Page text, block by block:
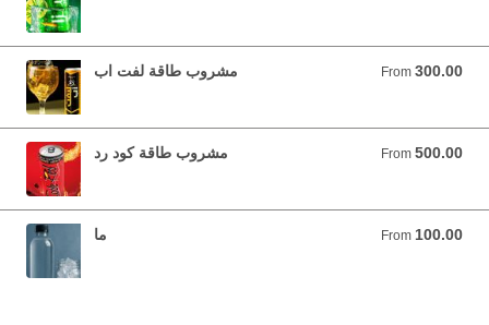
مشروب طاقة لفت اب From 300.00
From 300.00 YER
مشروب طاقة كود رد From 500.00
From 500.00 YER
ما From 100.00
From 100.00 YER